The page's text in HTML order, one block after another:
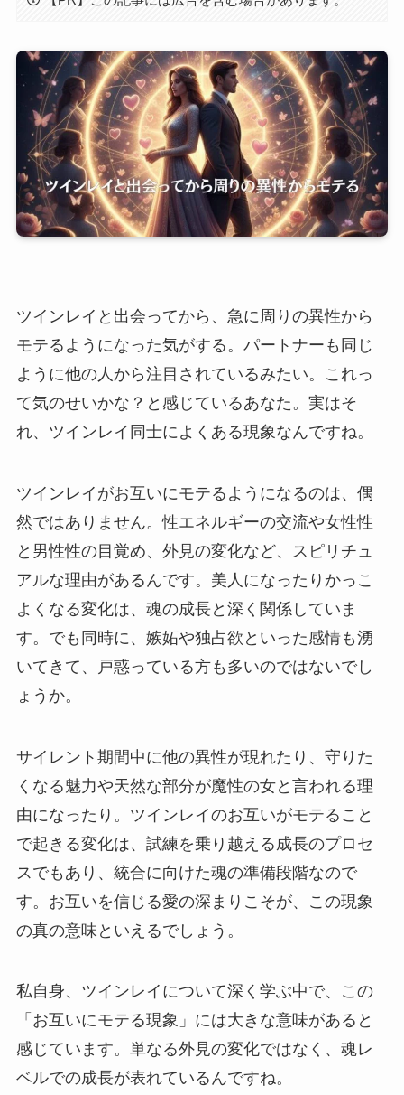
ツインレイと出会ってから、急に周りの異性から
モテるようになった気がする。パートナーも同じ
ように他の人から注目されているみたい。これっ
て気のせいかな？と感じているあなた。実はそ
れ、ツインレイ同士によくある現象なんですね。
ツインレイがお互いにモテるようになるのは、偶
然ではありません。性エネルギーの交流や女性性
と男性性の目覚め、外見の変化など、スピリチュ
アルな理由があるんです。美人になったりかっこ
よくなる変化は、魂の成長と深く関係していま
す。でも同時に、嫉妬や独占欲といった感情も湧
いてきて、戸惑っている方も多いのではないでし
ょうか。
サイレント期間中に他の異性が現れたり、守りた
くなる魅力や天然な部分が魔性の女と言われる理
由になったり。ツインレイのお互いがモテること
で起きる変化は、試練を乗り越える成長のプロセ
スでもあり、統合に向けた魂の準備段階なので
す。お互いを信じる愛の深まりこそが、この現象
の真の意味といえるでしょう。
私自身、ツインレイについて深く学ぶ中で、この
「お互いにモテる現象」には大きな意味があると
感じています。単なる外見の変化ではなく、魂レ
ベルでの成長が表れているんですね。